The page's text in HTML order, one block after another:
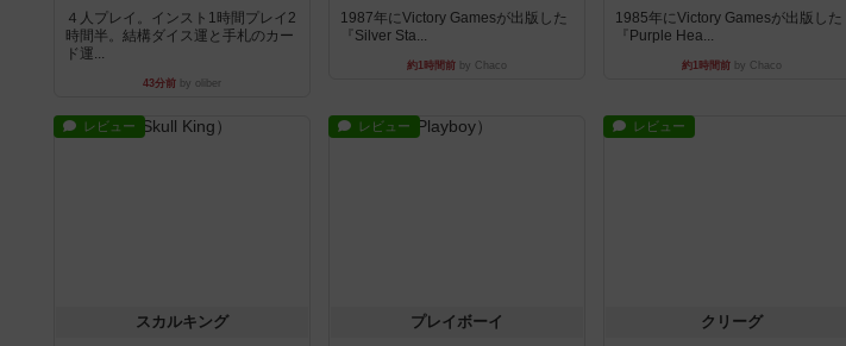
４人プレイ。インスト1時間プレイ2
時間半。結構ダイス運と手札のカー
ド運...
43分前 by oliber
1987年にVictory Gamesが出版した
『Silver Sta...
約1時間前 by Chaco
1985年にVictory Gamesが出版した
『Purple Hea...
約1時間前 by Chaco
レビュー
スカルキング
レビュー
プレイボーイ
レビュー
クリーグ